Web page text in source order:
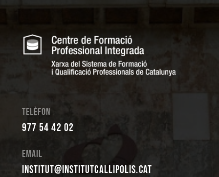
Telèfon
977 54 42 02
Email
institut@institutcallipolis.cat